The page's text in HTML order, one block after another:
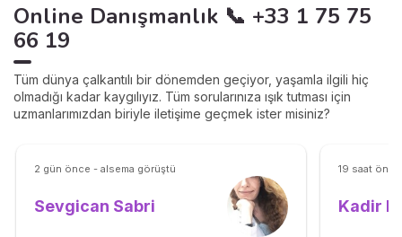
Online Danışmanlık 📞 +33 1 75 75
66 19
Tüm dünya çalkantılı bir dönemden geçiyor, yaşamla ilgili hiç
olmadığı kadar kaygılıyız. Tüm sorularınıza ışık tutması için
uzmanlarımızdan biriyle iletişime geçmek ister misiniz?
2 gün önce - alsema görüştü
Sevgican Sabri
19 saat
Kadir